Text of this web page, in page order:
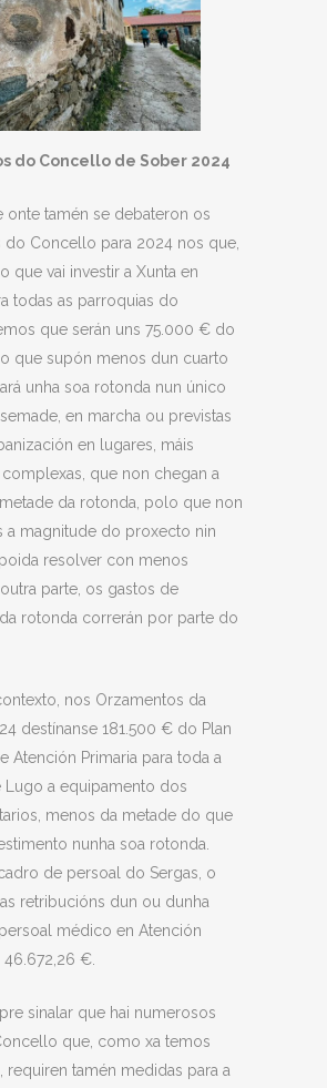
do Concello de Sober 2024
onte tamén se debateron os
do Concello para 2024 nos que,
que vai investir a Xunta en
todas as parroquias do
que serán uns 75.000 € do
o que supón menos dun cuarto
unha soa rotonda nun único
en marcha ou previstas
en lugares, máis
que non chegan a
da rotonda, polo que non
a magnitude do proxecto nin
resolver con menos
parte, os gastos de
rotonda correrán por parte do
nos Orzamentos da
destínanse 181.500 € do Plan
Atención Primaria para toda a
Lugo a equipamento dos
menos da metade do que
nunha soa rotonda.
de persoal do Sergas, o
retribucións dun ou dunha
médico en Atención
46.672,26 €.
sinalar que hai numerosos
que, como xa temos
requiren tamén medidas para a